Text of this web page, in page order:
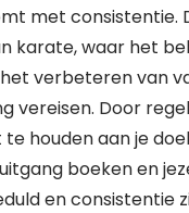
met consistentie.
karate, waar het
verbeteren van
vereisen. Door
houden aan je
boeken en
en consistentie